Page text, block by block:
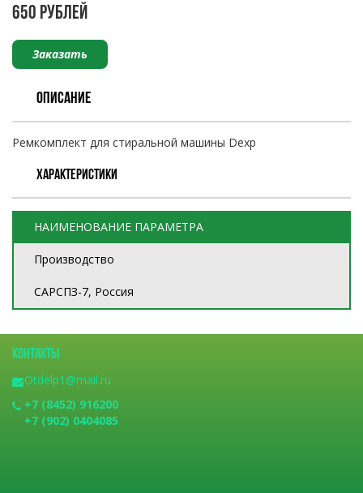
650 РУБЛЕЙ
Заказать
ОПИСАНИЕ
Ремкомплект для стиральной машины Dexp
ХАРАКТЕРИСТИКИ
НАИМЕНОВАНИЕ ПАРАМЕТРА
Производство
САРСПЗ-7, Россия
КОНТАКТЫ
Otdelp1@mail.ru
+7 (8452) 916200
+7 (902) 0404085